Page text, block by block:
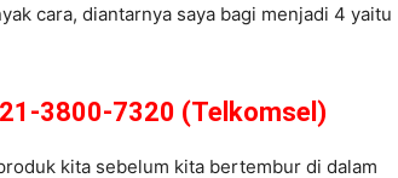
cara, diantarnya saya bagi menjadi 4 yaitu
3800-7320 (Telkomsel)
kita sebelum kita bertembur di dalam